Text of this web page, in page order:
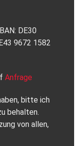
DE30
9672 1582
Anfrage
bitte ich
behalten.
von allen,